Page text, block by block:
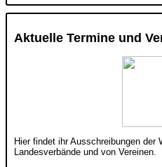
Aktuelle Termine und
Hier findet ihr Ausschreibungen der
Landesverbände und von Vereinen.